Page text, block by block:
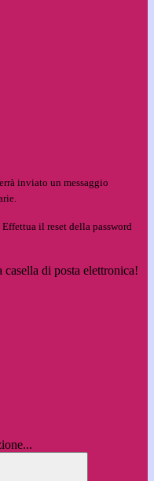
inviato un messaggio
il reset della password
di posta elettronica!